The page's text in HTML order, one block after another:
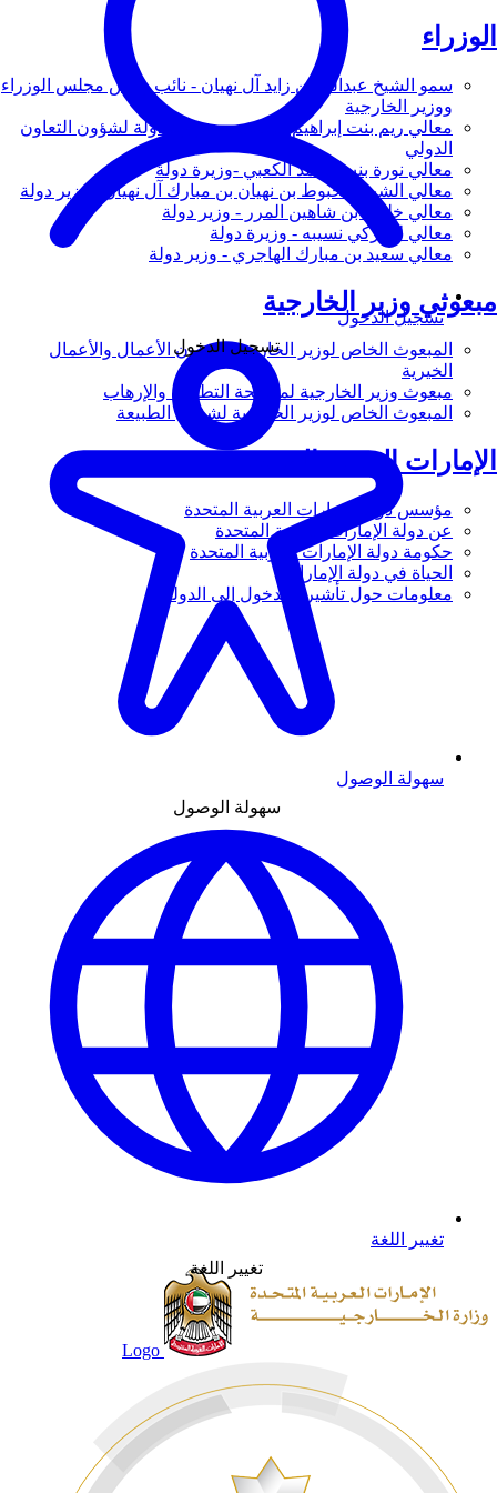
الوزراء
سمو الشيخ عبدالله بن زايد آل نهيان - نائب رئيس مجلس الوزراء
ووزير الخارجية
معالي ريم بنت إبراهيم الهاشمي - وزيرة دولة لشؤون التعاون
الدولي
معالي نورة بنت محمد الكعبي -وزيرة دولة
معالي الشيخ شخبوط بن نهيان بن مبارك آل نهيان - وزير دولة
معالي خليفة بن شاهين المرر - وزير دولة
معالي لانا زكي نسيبه - وزيرة دولة
معالي سعيد بن مبارك الهاجري - وزير دولة
مبعوثي وزير الخارجية
المبعوث الخاص لوزير الخارجية لشؤون الأعمال والأعمال
الخيرية
مبعوث وزير الخارجية لمكافحة التطرف والإرهاب
المبعوث الخاص لوزير الخارجية لشؤون الطبيعة
الإمارات العربية المتحدة
مؤسس دولة الإمارات العربية المتحدة
عن دولة الإمارات العربية المتحدة
حكومة دولة الإمارات العربية المتحدة
الحياة في دولة الإمارات
معلومات حول تأشيرة الدخول إلى الدولة
تسجيل الدخول
تسجيل الدخول
سهولة الوصول
سهولة الوصول
تغيير اللغة
تغيير اللغة
Logo